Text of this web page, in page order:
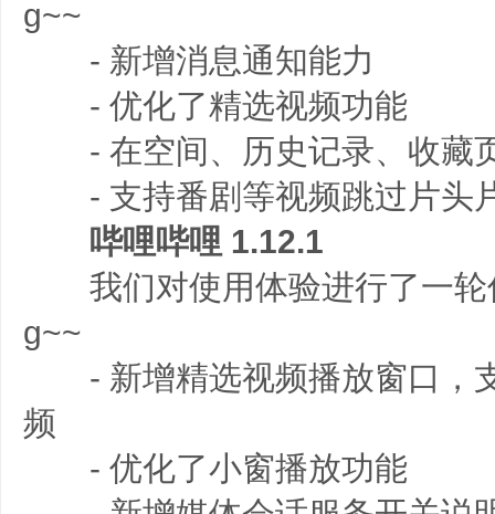
g~~
- 新增消息通知能力
- 优化了精选视频功能
- 在空间、历史记录、收藏
- 支持番剧等视频跳过片头
哔哩哔哩 1.12.1
我们对使用体验进行了一轮
g~~
- 新增精选视频播放窗口，
频
- 优化了小窗播放功能